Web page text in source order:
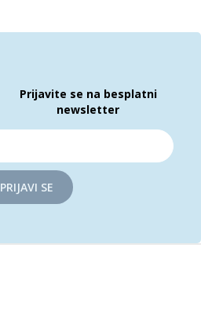
Prijavite se na besplatni
newsletter
PRIJAVI SE